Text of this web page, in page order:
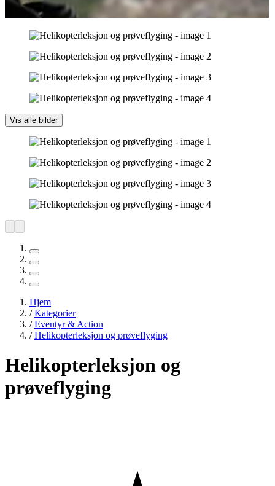
Vis alle bilder
Hjem
/Kategorier
/Eventyr & Action
/Helikopterleksjon og prøveflyging
Helikopterleksjon og
prøveflyging